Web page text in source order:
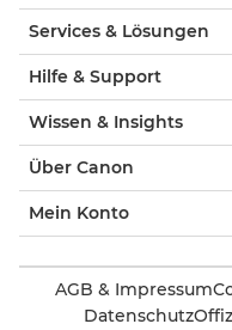
Services & Lösungen
Hilfe & Support
Wissen & Insights
Über Canon
Mein Konto
AGB & Impressum
Datenschutz